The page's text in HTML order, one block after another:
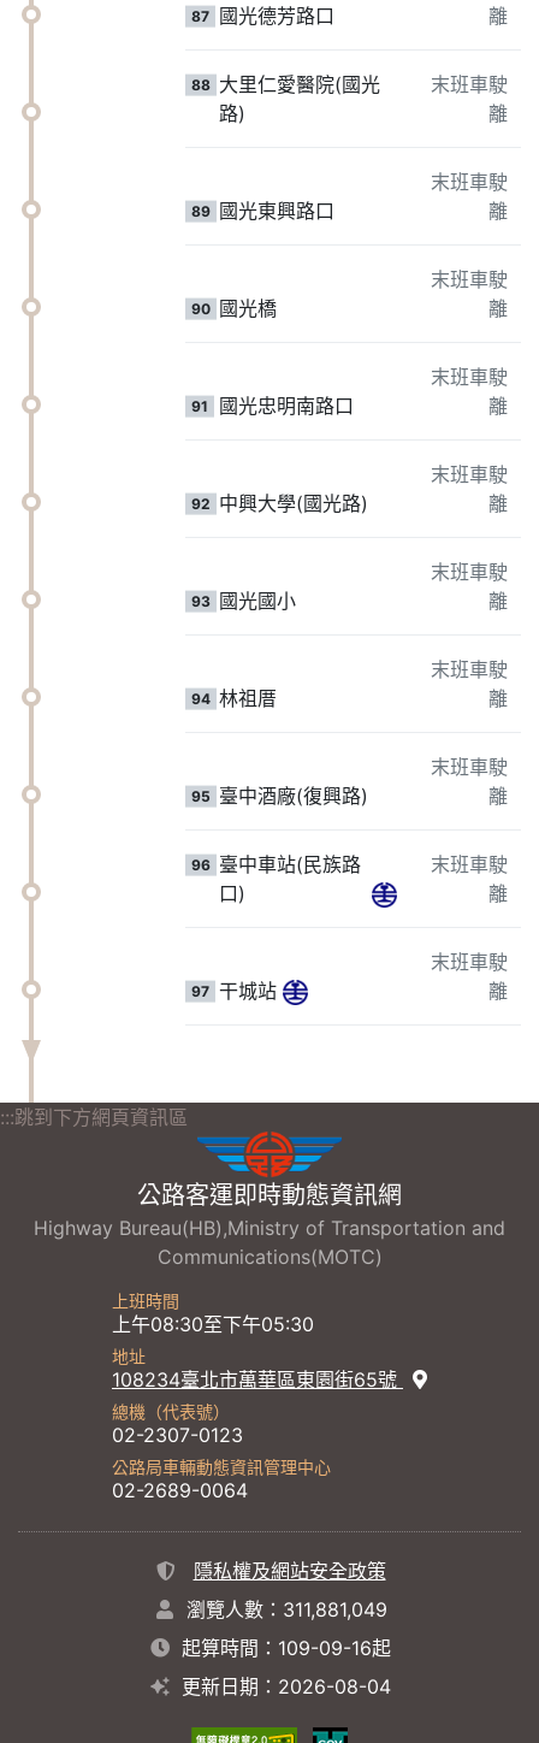
87 國光德芳路口
離
88 大里仁愛醫院(國光
路)
末班車駛
離
89 國光東興路口
末班車駛
離
90 國光橋
末班車駛
離
91 國光忠明南路口
末班車駛
離
92 中興大學(國光路)
末班車駛
離
93 國光國小
末班車駛
離
94 林祖厝
末班車駛
離
95 臺中酒廠(復興路)
末班車駛
離
96 臺中車站(民族路
口)
末班車駛
離
97 干城站
末班車駛
離
:::跳到下方網頁資訊區
公路客運即時動態資訊網
Highway Bureau(HB),Ministry of Transportation and
Communications(MOTC)
上班時間
上午08:30至下午05:30
地址
108234臺北市萬華區東園街65號
總機（代表號）
02-2307-0123
公路局車輛動態資訊管理中心
02-2689-0064
隱私權及網站安全政策
瀏覽人數：311,881,049
起算時間：109-09-16起
更新日期：2026-08-04